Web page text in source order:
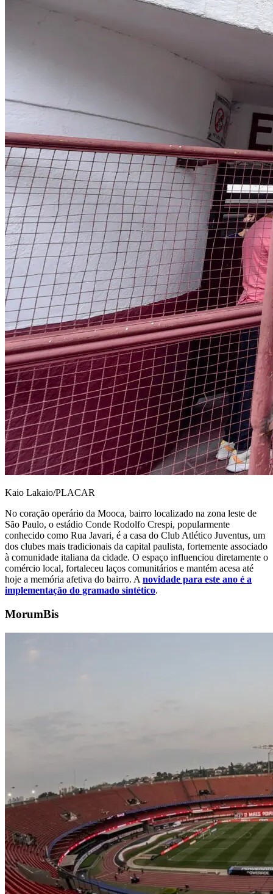
Kaio Lakaio/PLACAR
No coração operário da Mooca, bairro localizado na zona leste de
São Paulo, o estádio Conde Rodolfo Crespi, popularmente
conhecido como Rua Javari, é a casa do Club Atlético Juventus, um
dos clubes mais tradicionais da capital paulista, fortemente associado
à comunidade italiana da cidade. O espaço influenciou diretamente o
comércio local, fortaleceu laços comunitários e mantém acesa até
hoje a memória afetiva do bairro. Anovidade para este ano é a
implementação do gramado sintético.
MorumBis